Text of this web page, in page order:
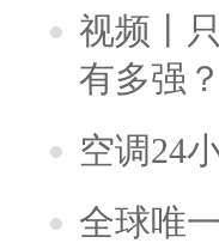
视频丨
有多强？
空调24
全球唯